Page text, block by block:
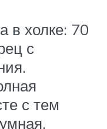
холке: 70
с
с тем